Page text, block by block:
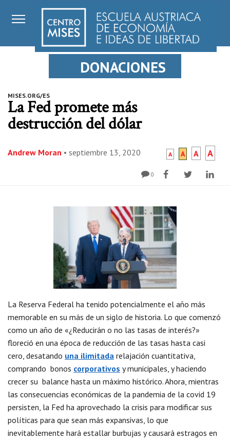
DONACIONES
MISES.ORG/ES
La Fed promete más
destrucción del dólar
Andrew Moran • septiembre 13, 2020 A A A A
0
La Reserva Federal ha tenido potencialmente el año más
memorable en su más de un siglo de historia. Lo que comenzó
como un año de «¿Reducirán o no las tasas de interés?»
floreció en una época de reducción de las tasas hasta casi
cero, desatando una ilimitada relajación cuantitativa,
comprando bonos corporativos y municipales, y haciendo
crecer su balance hasta un máximo histórico. Ahora, mientras
las consecuencias económicas de la pandemia de la covid 19
persisten, la Fed ha aprovechado la crisis para modificar sus
políticas para que sean más expansivas, lo que
inevitablemente hará estallar burbujas y causará estragos en